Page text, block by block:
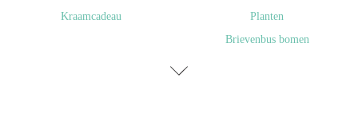
Kraamcadeau
Planten
Brievenbus bomen